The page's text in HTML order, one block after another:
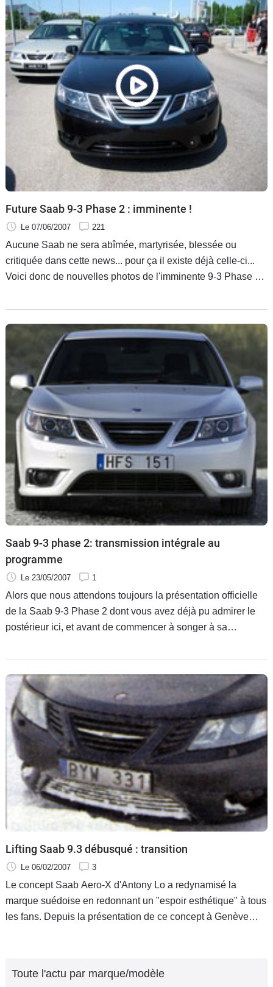
Future Saab 9-3 Phase 2 : imminente !
Le 07/06/2007 221
Aucune Saab ne sera abîmée, martyrisée, blessée ou
critiquée dans cette news... pour ça il existe déjà celle-ci...
Voici donc de nouvelles photos de l'imminente 9-3 Phase 2
Saab 9-3 phase 2: transmission intégrale au
programme
Le 23/05/2007 1
Alors que nous attendons toujours la présentation officielle
de la Saab 9-3 Phase 2 dont vous avez déjà pu admirer le
postérieur ici, et avant de commencer à songer à sa
Phase 2
Lifting Saab 9.3 débusqué : transition
Le 06/02/2007 3
Le concept Saab Aero-X d'Antony Lo a redynamisé la
marque suédoise en redonnant un "espoir esthétique" à tous
les fans. Depuis la présentation de ce concept à Genève
Toute l'actu par marque/modèle